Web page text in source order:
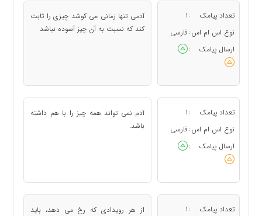
تعداد پیامک :
1
نوع اس ام اس : فارسی
ارسال پیامک
:
آدمی تنها زمانی می كوشد چیزی را ثابت
كند كه نسبت به آن چیز آسوده نباشد
تعداد پیامک :
1
نوع اس ام اس : فارسی
ارسال پیامک
:
آدم نمی تواند همه چیز را با هم داشته
باشد.
تعداد پیامک :
1
از هر رویدادی كه رخ می دهد، باید